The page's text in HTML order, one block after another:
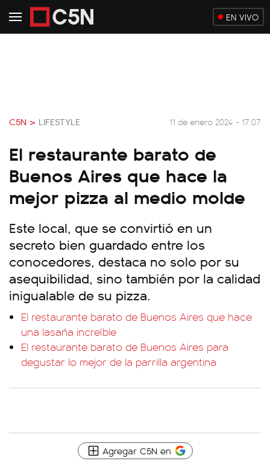
EN VIVO
C5N > LIFESTYLE 11 de enero 2024 - 17:07
El restaurante barato de
Buenos Aires que hace la
mejor pizza al medio molde
Este local, que se convirtió en un
secreto bien guardado entre los
conocedores, destaca no solo por su
asequibilidad, sino también por la calidad
inigualable de su pizza.
El restaurante barato de Buenos Aires que hace
una lasaña increíble
El restaurante barato de Buenos Aires para
degustar lo mejor de la parrilla argentina
Agregar C5N en